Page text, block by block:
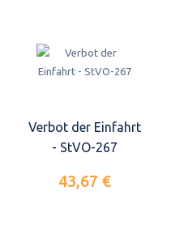
Verbot der Einfahrt
- StVO-267
43,67 €